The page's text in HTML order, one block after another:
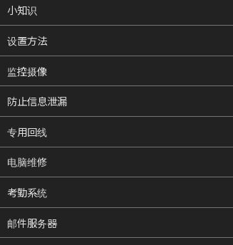
小知识
设置方法
监控摄像
防止信息泄漏
专用回线
电脑维修
考勤系统
邮件服务器